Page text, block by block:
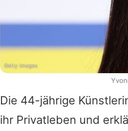
Die 44-jährige
ihr Privatleben und
Getty Images